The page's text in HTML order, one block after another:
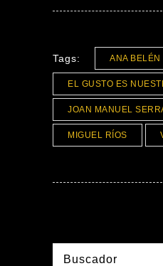
Tags: ANA BELÉN
EL GUSTO ES
JOAN MANUEL
MIGUEL RÍOS
Buscador